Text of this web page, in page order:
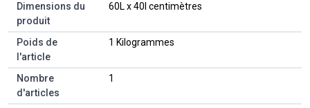
Dimensions du
produit
60L x 40l centimètres
Poids de
l'article
1 Kilogrammes
Nombre
d'articles
1